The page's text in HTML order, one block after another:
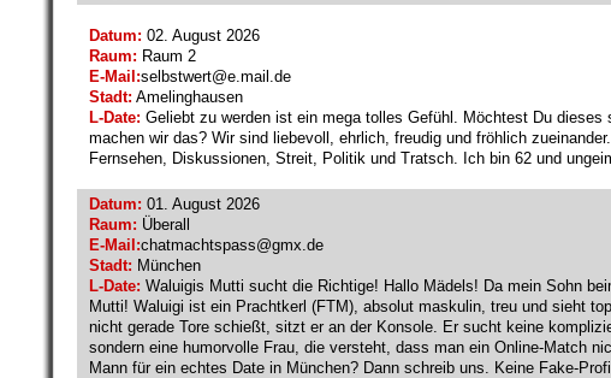
Datum: 02. August 2026
Raum: Raum 2
E-Mail:selbstwert@e.mail.de
Stadt: Amelinghausen
L-Date: Geliebt zu werden ist ein mega tolles Gefühl. Möchtest Du
machen wir das? Wir sind liebevoll, ehrlich, freudig und fröhlich
Fernsehen, Diskussionen, Streit, Politik und Tratsch. Ich bin 62 und
Datum: 01. August 2026
Raum: Überall
E-Mail:chatmachtspass@gmx.de
Stadt: München
L-Date: Waluigis Mutti sucht die Richtige! Hallo Mädels! Da mein Sohn
Mutti! Waluigi ist ein Prachtkerl (FTM), absolut maskulin, treu und sieht
nicht gerade Tore schießt, sitzt er an der Konsole. Er sucht keine
sondern eine humorvolle Frau, die versteht, dass man ein Online-Match
Mann für ein echtes Date in München? Dann schreib uns. Keine Fake-